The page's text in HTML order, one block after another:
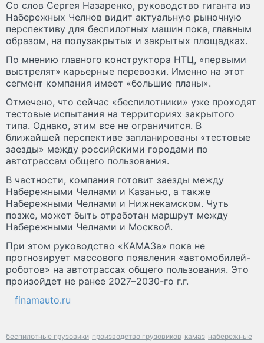
Со слов Сергея Назаренко, руководство гиганта из
Набережных Челнов видит актуальную рыночную
перспективу для беспилотных машин пока, главным
образом, на полузакрытых и закрытых площадках.
По мнению главного конструктора НТЦ, «первыми
выстрелят» карьерные перевозки. Именно на этот
сегмент компания имеет «большие планы».
Отмечено, что сейчас «беспилотники» уже проходят
тестовые испытания на территориях закрытого
типа. Однако, этим все не ограничится. В
ближайшей перспективе запланированы «тестовые
заезды» между российскими городами по
автотрассам общего пользования.
В частности, компания готовит заезды между
Набережными Челнами и Казанью, а также
Набережными Челнами и Нижнекамском. Чуть
позже, может быть отработан маршрут между
Набережными Челнами и Москвой.
При этом руководство «КАМАЗа» пока не
прогнозирует массового появления «автомобилей-
роботов» на автотрассах общего пользования. Это
произойдет не ранее 2027–2030-го г.г.
finamauto.ru
беспилотные грузовики производство грузовиков камаз набережные